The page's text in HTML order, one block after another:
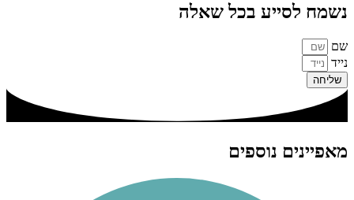
נשמח לסייע בכל שאלה
שם
נייד
שליחה
מאפיינים נוספים